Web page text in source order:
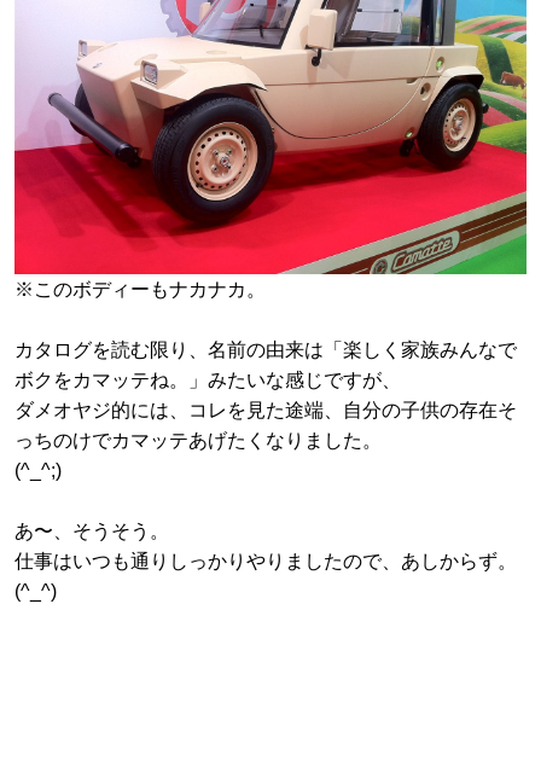
※このボディーもナカナカ。
カタログを読む限り、名前の由来は「楽しく家族みんなで
ボクをカマッテね。」みたいな感じですが、
ダメオヤジ的には、コレを見た途端、自分の子供の存在そ
っちのけでカマッテあげたくなりました。
(^_^;)
あ〜、そうそう。
仕事はいつも通りしっかりやりましたので、あしからず。
(^_^)